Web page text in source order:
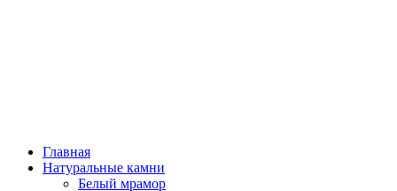
Главная
Натуральные камни
Белый мрамор